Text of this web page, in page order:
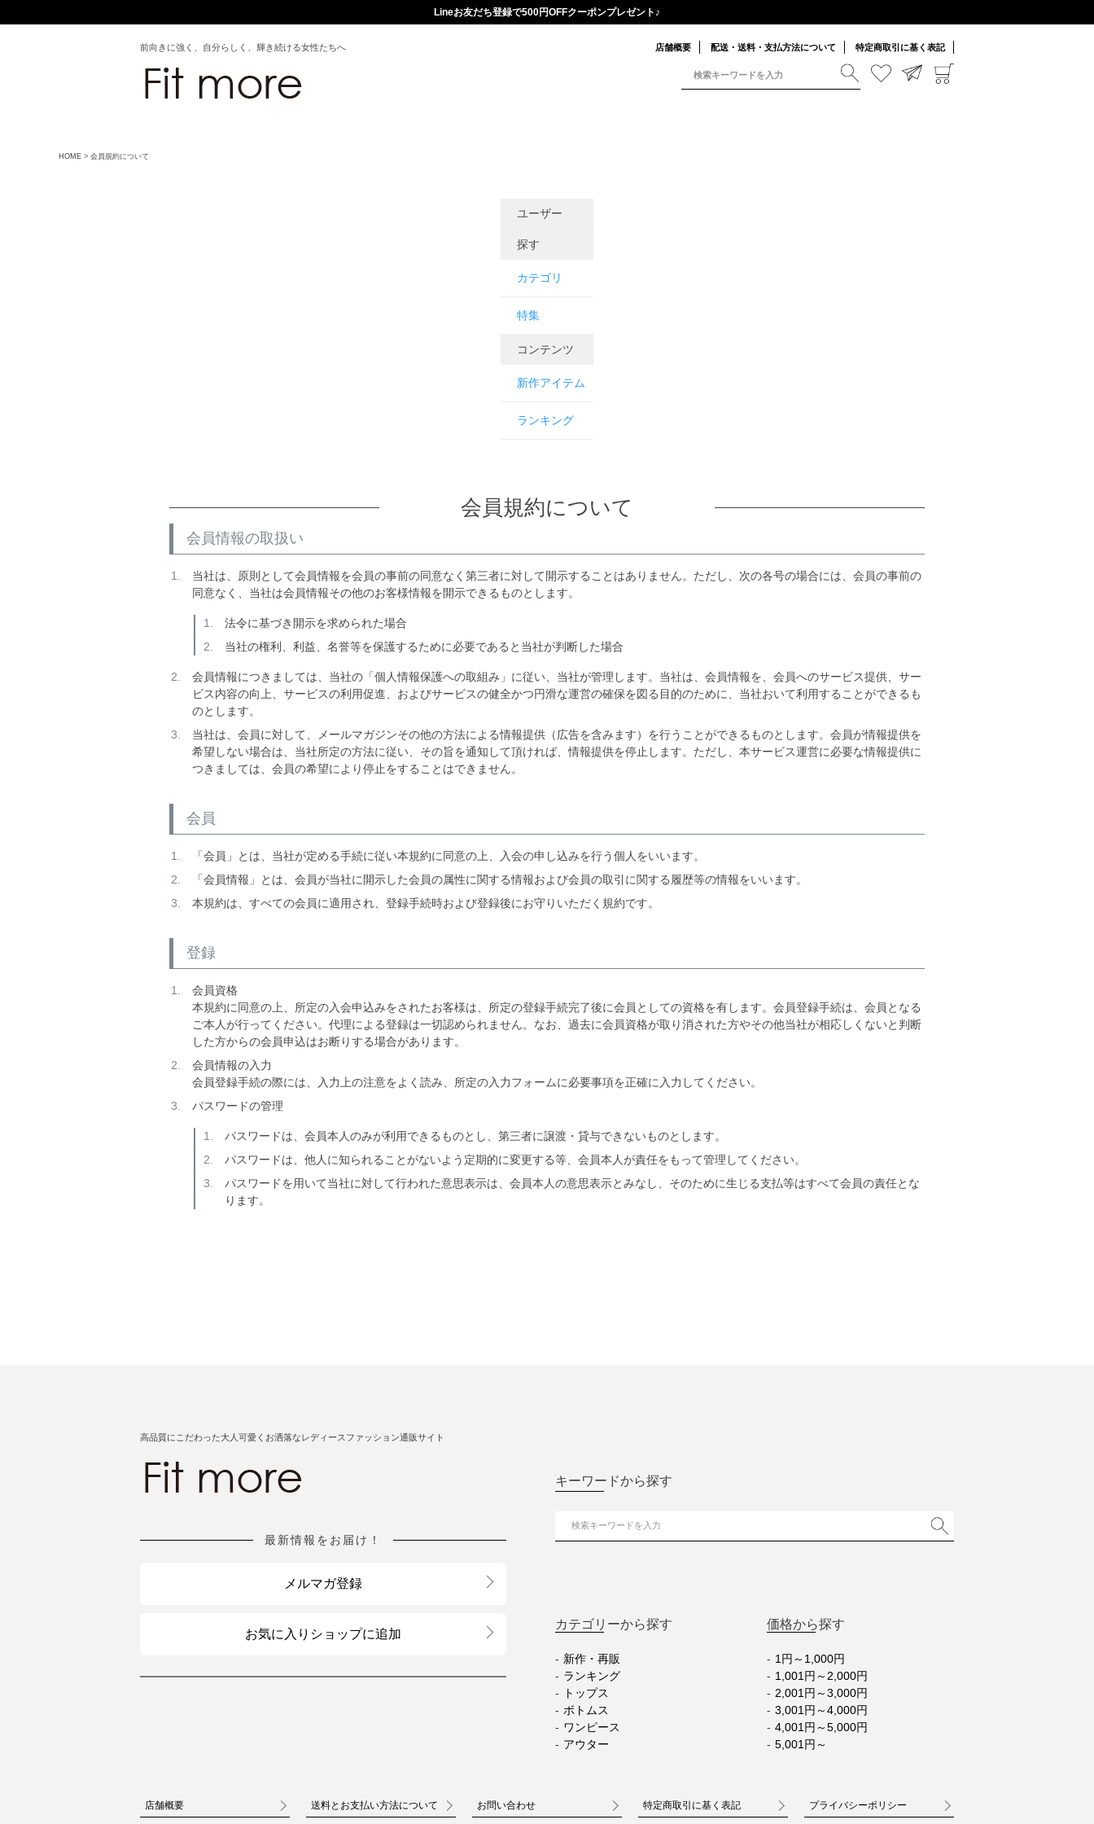
Lineお友だち登録で500円OFFクーポンプレゼント♪
前向きに強く、自分らしく、輝き続ける女性たちへ 店舗概要 配送・送料・支払方法について 特定商取引に基く表記
HOME 会員規約について
ユーザー
探す
カテゴリ
特集
コンテンツ
新作アイテム
ランキング
会員規約について
会員情報の取扱い
当社は、原則として会員情報を会員の事前の同意なく第三者に対して開示することはありません。ただし、次の各号の場合には、会員の事前の
同意なく、当社は会員情報その他のお客様情報を開示できるものとします。
法令に基づき開示を求められた場合
当社の権利、利益、名誉等を保護するために必要であると当社が判断した場合
会員情報につきましては、当社の「個人情報保護への取組み」に従い、当社が管理します。当社は、会員情報を、会員へのサービス提供、サー
ビス内容の向上、サービスの利用促進、およびサービスの健全かつ円滑な運営の確保を図る目的のために、当社おいて利用することができるも
のとします。
当社は、会員に対して、メールマガジンその他の方法による情報提供（広告を含みます）を行うことができるものとします。会員が情報提供を
希望しない場合は、当社所定の方法に従い、その旨を通知して頂ければ、情報提供を停止します。ただし、本サービス運営に必要な情報提供に
つきましては、会員の希望により停止をすることはできません。
会員
「会員」とは、当社が定める手続に従い本規約に同意の上、入会の申し込みを行う個人をいいます。
「会員情報」とは、会員が当社に開示した会員の属性に関する情報および会員の取引に関する履歴等の情報をいいます。
本規約は、すべての会員に適用され、登録手続時および登録後にお守りいただく規約です。
登録
会員資格
本規約に同意の上、所定の入会申込みをされたお客様は、所定の登録手続完了後に会員としての資格を有します。会員登録手続は、会員となる
ご本人が行ってください。代理による登録は一切認められません。なお、過去に会員資格が取り消された方やその他当社が相応しくないと判断
した方からの会員申込はお断りする場合があります。
会員情報の入力
会員登録手続の際には、入力上の注意をよく読み、所定の入力フォームに必要事項を正確に入力してください。
パスワードの管理
パスワードは、会員本人のみが利用できるものとし、第三者に譲渡・貸与できないものとします。
パスワードは、他人に知られることがないよう定期的に変更する等、会員本人が責任をもって管理してください。
パスワードを用いて当社に対して行われた意思表示は、会員本人の意思表示とみなし、そのために生じる支払等はすべて会員の責任とな
ります。
高品質にこだわった大人可愛くお洒落なレディースファッション通販サイト
最新情報をお届け！
メルマガ登録
お気に入りショップに追加
キーワードから探す
カテゴリーから探す
新作・再販
ランキング
トップス
ボトムス
ワンピース
アウター
価格から探す
1円～1,000円
1,001円～2,000円
2,001円～3,000円
3,001円～4,000円
4,001円～5,000円
5,001円～
店舗概要 送料とお支払い方法について お問い合わせ 特定商取引に基く表記 プライバシーポリシー